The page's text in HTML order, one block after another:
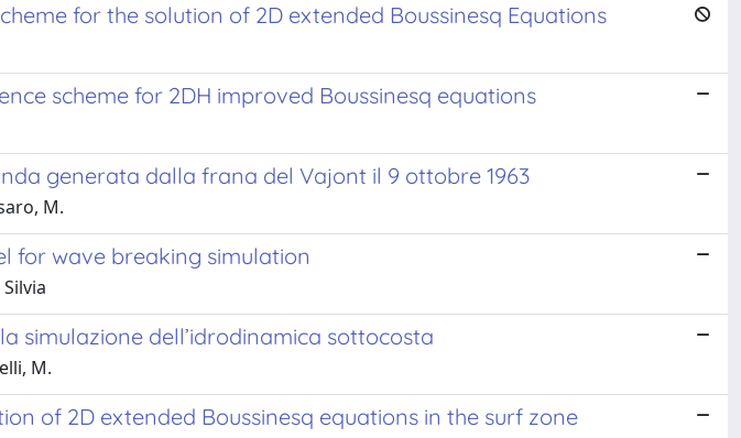
for the solution of 2D extended Boussinesq Equations
scheme for 2DH improved Boussinesq equations
generata dalla frana del Vajont il 9 ottobre 1963
M.
for wave breaking simulation
simulazione dell’idrodinamica sottocosta
M.
of 2D extended Boussinesq equations in the surf zone